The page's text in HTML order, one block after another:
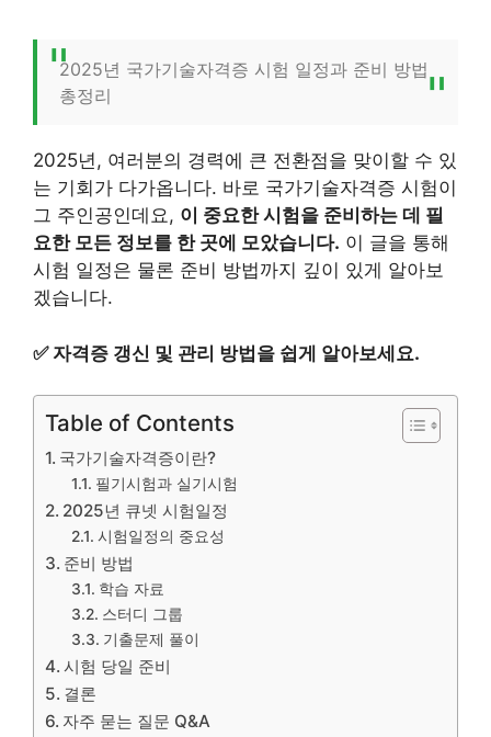
2025년 국가기술자격증 시험 일정과 준비 방법
총정리
2025년, 여러분의 경력에 큰 전환점을 맞이할 수 있
는 기회가 다가옵니다. 바로 국가기술자격증 시험이
그 주인공인데요, 이 중요한 시험을 준비하는 데 필
요한 모든 정보를 한 곳에 모았습니다. 이 글을 통해
시험 일정은 물론 준비 방법까지 깊이 있게 알아보
겠습니다.
✅ 자격증 갱신 및 관리 방법을 쉽게 알아보세요.
Table of Contents
국가기술자격증이란?
필기시험과 실기시험
2025년 큐넷 시험일정
시험일정의 중요성
준비 방법
학습 자료
스터디 그룹
기출문제 풀이
시험 당일 준비
결론
자주 묻는 질문 Q&A